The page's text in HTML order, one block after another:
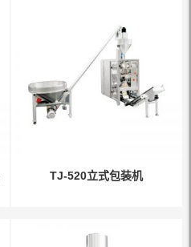
TJ-520立式包装机